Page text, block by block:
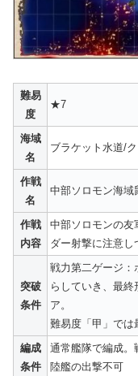
難易
度
★7
海域
名
ブラケット水道/
作戦
名
中部ソロモン海域
作戦
内容
中部ソロモンの友
ダー射撃に注意し
突破
条件
戦力第二ゲージ：
らしていき、最
ア。
難易度「甲」では
編成
条件
通常艦隊で編成。
陸艦の出撃不可